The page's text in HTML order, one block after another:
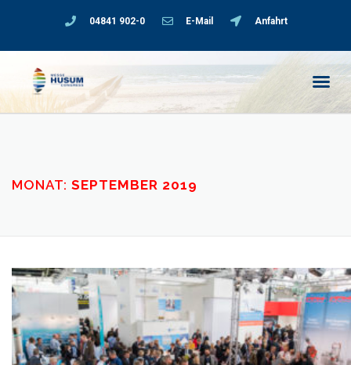
04841 902-0 E-Mail Anfahrt
MONAT: SEPTEMBER 2019